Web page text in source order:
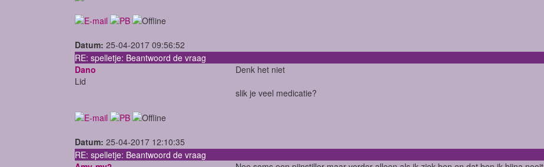
Datum: 25-04-2017 09:56:52
RE: spelletje: Beantwoord de vraag
Dano
Lid
Denk het niet
slik je veel medicatie?
Datum: 25-04-2017 12:10:35
RE: spelletje: Beantwoord de vraag